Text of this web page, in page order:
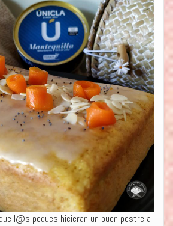
l@s peques hicieran un buen postre a